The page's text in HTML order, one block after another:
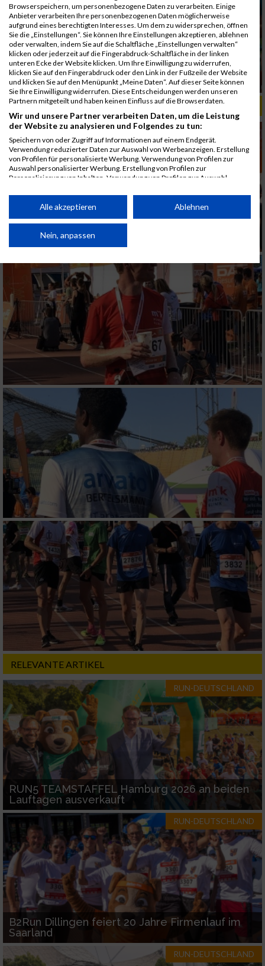
ALBUM B2RUN MÜNCHEN, B2RUN / 16.07.2019
RELEVANTE ARTIKEL
RUN-DEUTSCHLAND
RUN5 TEAMSTAFFEL Hamburg 2026 an beiden
Lauftagen ausverkauft
RUN-DEUTSCHLAND
B2Run Dillingen feiert 20 Jahre Firmenlauf im
Saarland
RUN-DEUTSCHLAND
Browserspeichern, um personenbezogene Daten zu verarbeiten. Einige
Anbieter verarbeiten Ihre personenbezogenen Daten möglicherweise
aufgrund eines berechtigten Interesses. Um dem zu widersprechen, öffnen
Sie die „Einstellungen“. Sie können Ihre Einstellungen akzeptieren, ablehnen
oder verwalten, indem Sie auf die Schaltfläche „Einstellungen verwalten“
klicken oder jederzeit auf die Fingerabdruck-Schaltfläche in der linken
unteren Ecke der Website klicken. Um Ihre Einwilligung zu widerrufen,
klicken Sie auf den Fingerabdruck oder den Link in der Fußzeile der Website
und klicken Sie auf den Menüpunkt „Meine Daten“. Auf dieser Seite können
Sie Ihre Einwilligung widerrufen. Diese Entscheidungen werden unseren
Partnern mitgeteilt und haben keinen Einfluss auf die Browserdaten.
Wir und unsere Partner verarbeiten Daten, um die Leistung
der Website zu analysieren und Folgendes zu tun:
Speichern von oder Zugriff auf Informationen auf einem Endgerät.
Verwendung reduzierter Daten zur Auswahl von Werbeanzeigen. Erstellung
von Profilen für personalisierte Werbung. Verwendung von Profilen zur
Auswahl personalisierter Werbung. Erstellung von Profilen zur
Personalisierung von Inhalten. Verwendung von Profilen zur Auswahl
Performance von Inhalten. Analyse von Zielgruppen durch Statistiken oder
Kombinationen von Daten aus verschiedenen Quellen. Entwicklung und
von Inhalten.
Daten können außerhalb der Europäischen Union weitergegeben und in die
Website/App.
Partnerliste anzeigen (1 IAB-Anbieter)
Wir nutzen Ihre Daten für folgende Zwecke:
IAB-Verarbeitungszwecke:
Speichern von oder Zugriff auf Informationen
auf einem Endgerät
Verwendung reduzierter Daten zur Auswahl
von Werbeanzeigen
Erstellung von Profilen für personalisierte
Werbung
Verwendung von Profilen zur Auswahl
personalisierter Werbung
Erstellung von Profilen zur Personalisierung
von Inhalten
Verwendung von Profilen zur Auswahl
personalisierter Inhalte
Messung der Werbeleistung
Messung der Performance von Inhalten
Analyse von Zielgruppen durch Statistiken
oder Kombinationen von Daten aus
verschiedenen Quellen
Entwicklung und Verbesserung der Angebote
Verwendung reduzierter Daten zur Auswahl
von Inhalten
IAB-Besonderheiten:
Verwendung genauer Standortdaten
Geräte anhand von aktiv angeforderten
Informationen identifizieren
Nicht-IAB-Verarbeitungszwecke:
Notwendig
Performance
Funktional
Werbung
Alle akzeptieren Ablehnen
Nein, anpassen